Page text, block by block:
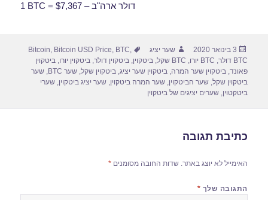
1 BTC = $7,367 – דולר ארה"ב
פורסם
בתאריך
3 בינואר 2020 מחבר
שער יציג תגיות Bitcoin, Bitcoin USD Price, BTC,
BTC דולר
, BTC יורו , BTC שקל ,ביטקוין,ביטקוין דולר,ביטקוין יורו,ביטקוין
פאונד,ביטקוין שער המרה,ביטקוין שער יציג,ביטקוין שקל,שער BTC ,שער
ביטקוין שקל,שער הביטקוין,שער המרה ביטקוין,שער יציג ביטקוין,שערי
ביטקטוין,שערים יציגים של ביטקוין
כתיבת תגובה
האימייל לא יוצג באתר. שדות החובה מסומנים*
התגובה שלך *